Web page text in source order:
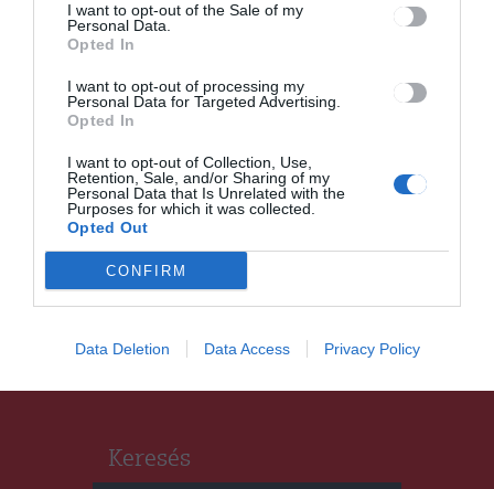
I want to opt-out of the Sale of my
Personal Data.
Opted In
I want to opt-out of processing my
Personal Data for Targeted Advertising.
Opted In
I want to opt-out of Collection, Use,
Retention, Sale, and/or Sharing of my
Personal Data that Is Unrelated with the
Purposes for which it was collected.
Opted Out
CONFIRM
Data Deletion Data Access Privacy Policy
önkormányzat a város
feliratát a Cenken
HÍRLISTA
Elindult a regisztráció az
iskoláknak
Keresés